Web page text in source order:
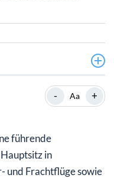
auf
- Aa +
führende
in
und Frachtflüge sowie